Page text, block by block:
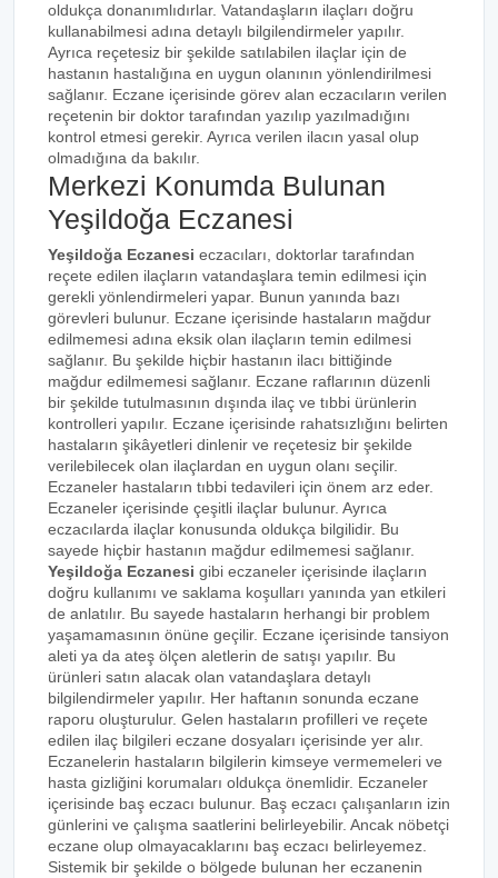
oldukça donanımlıdırlar. Vatandaşların ilaçları doğru
kullanabilmesi adına detaylı bilgilendirmeler yapılır.
Ayrıca reçetesiz bir şekilde satılabilen ilaçlar için de
hastanın hastalığına en uygun olanının yönlendirilmesi
sağlanır. Eczane içerisinde görev alan eczacıların verilen
reçetenin bir doktor tarafından yazılıp yazılmadığını
kontrol etmesi gerekir. Ayrıca verilen ilacın yasal olup
olmadığına da bakılır.
Merkezi Konumda Bulunan
Yeşildoğa Eczanesi
Yeşildoğa Eczanesi eczacıları, doktorlar tarafından
reçete edilen ilaçların vatandaşlara temin edilmesi için
gerekli yönlendirmeleri yapar. Bunun yanında bazı
görevleri bulunur. Eczane içerisinde hastaların mağdur
edilmemesi adına eksik olan ilaçların temin edilmesi
sağlanır. Bu şekilde hiçbir hastanın ilacı bittiğinde
mağdur edilmemesi sağlanır. Eczane raflarının düzenli
bir şekilde tutulmasının dışında ilaç ve tıbbi ürünlerin
kontrolleri yapılır. Eczane içerisinde rahatsızlığını belirten
hastaların şikâyetleri dinlenir ve reçetesiz bir şekilde
verilebilecek olan ilaçlardan en uygun olanı seçilir.
Eczaneler hastaların tıbbi tedavileri için önem arz eder.
Eczaneler içerisinde çeşitli ilaçlar bulunur. Ayrıca
eczacılarda ilaçlar konusunda oldukça bilgilidir. Bu
sayede hiçbir hastanın mağdur edilmemesi sağlanır.
Yeşildoğa Eczanesi gibi eczaneler içerisinde ilaçların
doğru kullanımı ve saklama koşulları yanında yan etkileri
de anlatılır. Bu sayede hastaların herhangi bir problem
yaşamamasının önüne geçilir. Eczane içerisinde tansiyon
aleti ya da ateş ölçen aletlerin de satışı yapılır. Bu
ürünleri satın alacak olan vatandaşlara detaylı
bilgilendirmeler yapılır. Her haftanın sonunda eczane
raporu oluşturulur. Gelen hastaların profilleri ve reçete
edilen ilaç bilgileri eczane dosyaları içerisinde yer alır.
Eczanelerin hastaların bilgilerin kimseye vermemeleri ve
hasta gizliğini korumaları oldukça önemlidir. Eczaneler
içerisinde baş eczacı bulunur. Baş eczacı çalışanların izin
günlerini ve çalışma saatlerini belirleyebilir. Ancak nöbetçi
eczane olup olmayacaklarını baş eczacı belirleyemez.
Sistemik bir şekilde o bölgede bulunan her eczanenin